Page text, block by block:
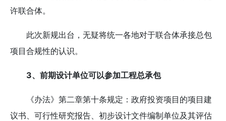
许联合体。
此次新规出台，无疑将统一各地对于联合体承接总包
项目合规性的认识。
3、前期设计单位可以参加工程总承包
《办法》第二章第十条规定：政府投资项目的项目建
议书、可行性研究报告、初步设计文件编制单位及其评估